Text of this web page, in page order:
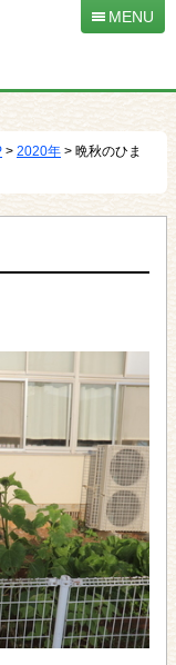
MENU
> 2020年 > 晩秋のひま